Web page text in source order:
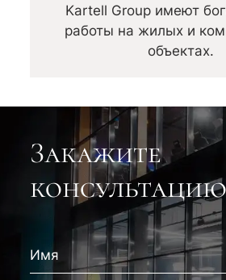
Kartell Group имеют
работы на жилых и
объектах.
Закажите
консультацию